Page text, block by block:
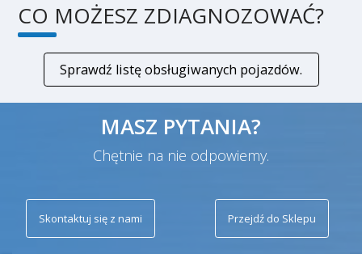
CO MOŻESZ ZDIAGNOZOWAĆ?
Sprawdź listę obsługiwanych pojazdów.
MASZ PYTANIA?
Chętnie na nie odpowiemy.
Skontaktuj się z nami Przejdź do Sklepu